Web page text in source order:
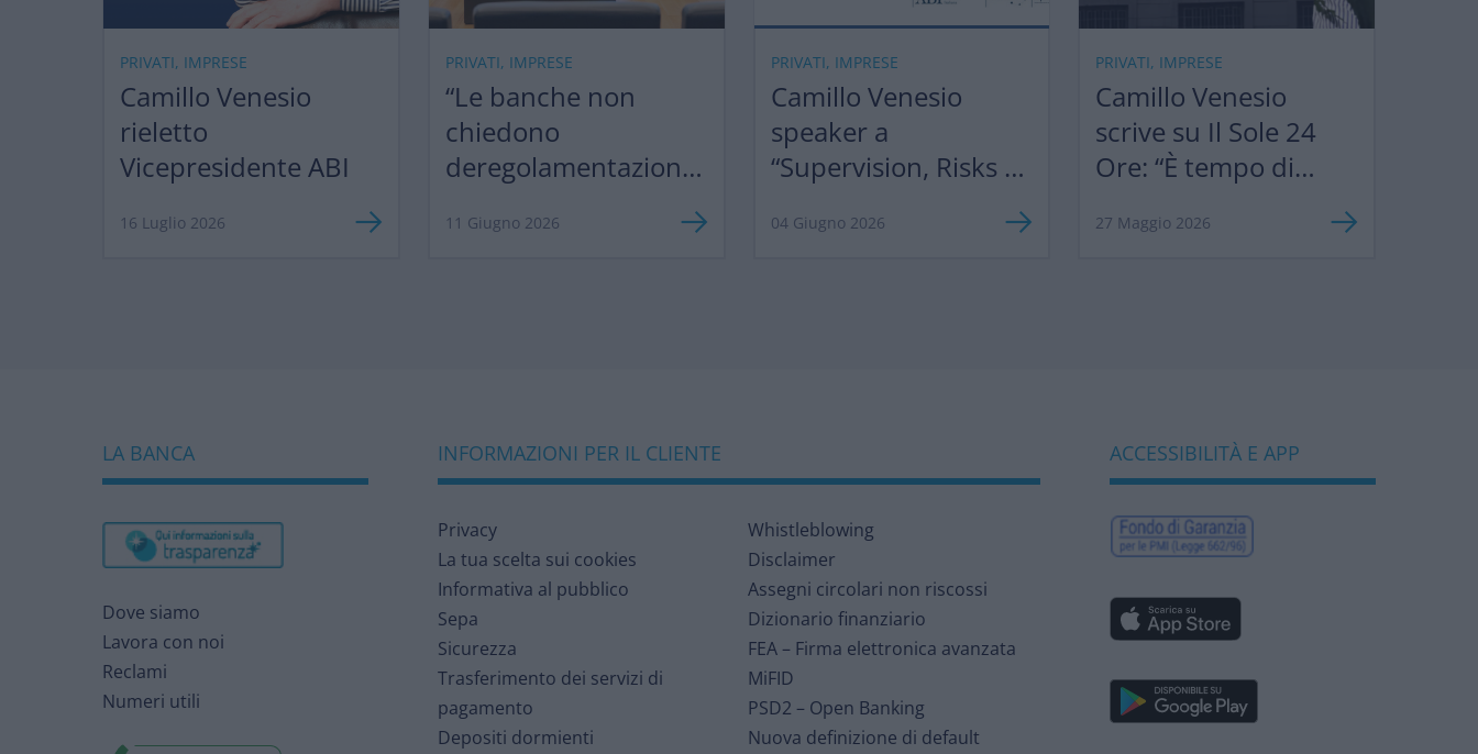
PRIVATI, IMPRESE
Camillo Venesio
rieletto
Vicepresidente ABI
16 Luglio 2026
PRIVATI, IMPRESE
“Le banche non
chiedono
deregolamentazione,
ma razionalizzazione”
11 Giugno 2026
PRIVATI, IMPRESE
Camillo Venesio
speaker a
“Supervision, Risks &
04 Giugno 2026
PRIVATI, IMPRESE
Camillo Venesio
scrive su Il Sole 24
Ore: “È tempo di
norme europee per
27 Maggio 2026
LA BANCA
Dove siamo
Lavora con noi
Reclami
Numeri utili
INFORMAZIONI PER IL CLIENTE
Privacy
La tua scelta sui cookies
Informativa al pubblico
Sepa
Sicurezza
Trasferimento dei servizi di
pagamento
Depositi dormienti
Whistleblowing
Disclaimer
Assegni circolari non riscossi
Dizionario finanziario
FEA – Firma elettronica avanzata
MiFID
PSD2 – Open Banking
Nuova definizione di default
ACCESSIBILITÀ E APP